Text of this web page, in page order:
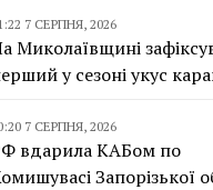
7 СЕРПНЯ, 2026
Миколаївщині
у сезоні укус
7 СЕРПНЯ, 2026
вдарила КАБом по
Запорізької